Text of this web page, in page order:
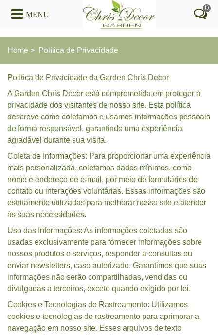
MENU
0
Home > Política de Privacidade
Política de Privacidade da Garden Chris Decor
A Garden Chris Decor está comprometida em proteger a
privacidade dos visitantes de nosso site. Esta política
descreve como coletamos e usamos informações pessoais
de forma responsável, garantindo uma experiência
agradável durante sua visita.
Coleta de Informações: Para proporcionar uma experiência
mais personalizada, coletamos dados mínimos, como
nome e endereço de e-mail, por meio de formulários de
contato ou interações voluntárias. Essas informações são
estritamente utilizadas para melhorar nosso site e atender
às suas necessidades.
Uso das Informações: As informações coletadas são
usadas exclusivamente para fornecer informações sobre
nossos produtos e serviços, responder a consultas ou
enviar newsletters, caso autorizado. Garantimos que suas
informações não serão compartilhadas, vendidas ou
divulgadas a terceiros, exceto quando exigido por lei.
Cookies e Tecnologias de Rastreamento: Utilizamos
cookies e tecnologias de rastreamento para aprimorar a
navegação em nosso site. Esses arquivos de texto